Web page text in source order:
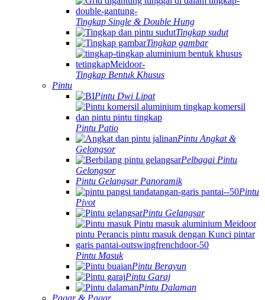
Tingkap Single & Double Hung
Tingkap sudut
Tingkap gambar
Tingkap Bentuk Khusus
Pintu
Pintu Dwi Lipat
Pintu Patio
Pintu Angkat &
Gelongsor
Pelbagai Pintu
Gelongsor
Pintu Gelangsar Panoramik
Pintu
Pivot
Pintu Gelangsar
Pintu Masuk
Pintu Berayun
Pintu Garaj
Pintu Dalaman
Pagar & Pagar